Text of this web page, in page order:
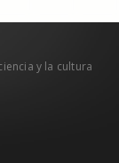
y la cultura